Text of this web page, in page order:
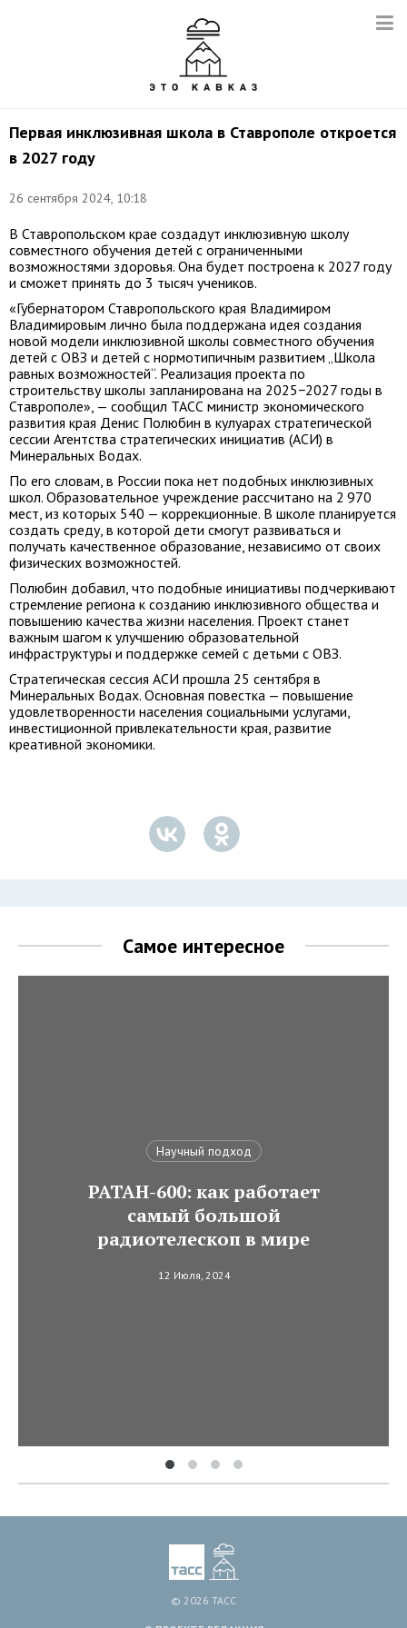
Первая инклюзивная школа в Ставрополе откроется
в 2027 году
26 сентября 2024, 10:18
В Ставропольском крае создадут инклюзивную школу
совместного обучения детей с ограниченными
возможностями здоровья. Она будет построена к 2027 году
и сможет принять до 3 тысяч учеников.
«Губернатором Ставропольского края Владимиром
Владимировым лично была поддержана идея создания
новой модели инклюзивной школы совместного обучения
детей с ОВЗ и детей с нормотипичным развитием „Школа
равных возможностей“. Реализация проекта по
строительству школы запланирована на 2025−2027 годы в
Ставрополе», — сообщил ТАСС министр экономического
развития края Денис Полюбин в кулуарах стратегической
сессии Агентства стратегических инициатив (АСИ) в
Минеральных Водах.
По его словам, в России пока нет подобных инклюзивных
школ. Образовательное учреждение рассчитано на 2 970
мест, из которых 540 — коррекционные. В школе планируется
создать среду, в которой дети смогут развиваться и
получать качественное образование, независимо от своих
физических возможностей.
Полюбин добавил, что подобные инициативы подчеркивают
стремление региона к созданию инклюзивного общества и
повышению качества жизни населения. Проект станет
важным шагом к улучшению образовательной
инфраструктуры и поддержке семей с детьми с ОВЗ.
Стратегическая сессия АСИ прошла 25 сентября в
Минеральных Водах. Основная повестка — повышение
удовлетворенности населения социальными услугами,
инвестиционной привлекательности края, развитие
креативной экономики.
Самое интересное
Научный подход
РАТАН-600: как работает
самый большой
радиотелескоп в мире
12 Июля, 2024
© 2026 ТАСС